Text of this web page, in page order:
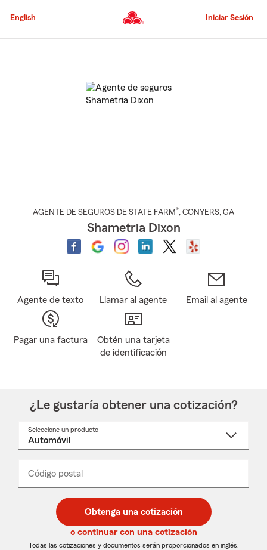
al
principal
English Iniciar Sesión
AGENTE DE SEGUROS DE STATE FARM®, CONYERS, GA
Shametria Dixon
Agente de texto Llamar al agente Email al agente
Pagar una factura
Obtén una tarjeta
de identificación
¿Le gustaría obtener una cotización?
Seleccione un producto
desplegable
Código postal
de
5
dígitos
de
5
dígitos
_____
Obtenga una cotización
o continuar con una cotización
Todas las cotizaciones y documentos serán proporcionados en inglés.